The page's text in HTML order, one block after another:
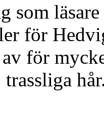
som
för
för